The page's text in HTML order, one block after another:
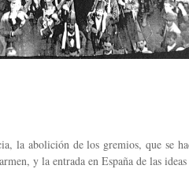
la abolición de los gremios, que se
y la entrada en España de las